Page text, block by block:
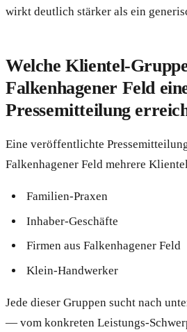
wirkt deutlich stärker als ein
Welche Klientel-
Falkenhagener Feld
Pressemitteilung
Eine veröffentlichte
Falkenhagener Feld mehrere
Familien-Praxen
Inhaber-Geschäfte
Firmen aus Falkenhagener Feld
Klein-Handwerker
Jede dieser Gruppen sucht nach
— vom konkreten Leistungs-